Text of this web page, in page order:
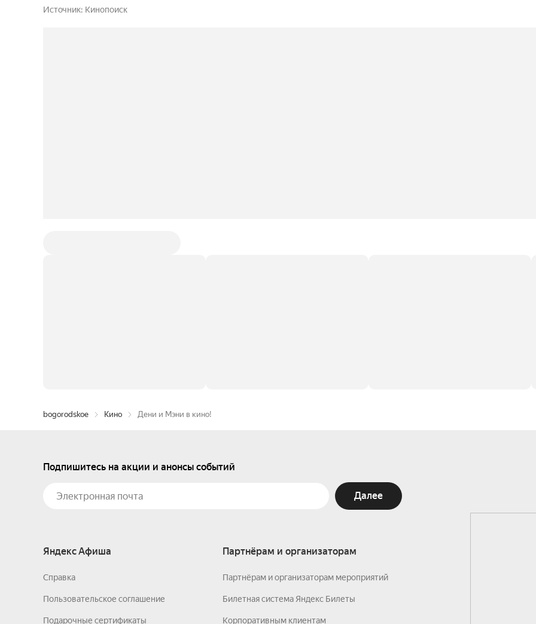
Источник Кинопоиск
bogorodskoe Кино Дени и Мэни в кино!
Подпишитесь на акции и анонсы событий
Далее
Яндекс Афиша
Справка
Пользовательское соглашение
Подарочные сертификаты
Партнёрам и организаторам
Партнёрам и организаторам мероприятий
Билетная система Яндекс Билеты
Корпоративным клиентам